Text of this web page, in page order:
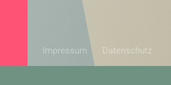
Impressum Datenschutz